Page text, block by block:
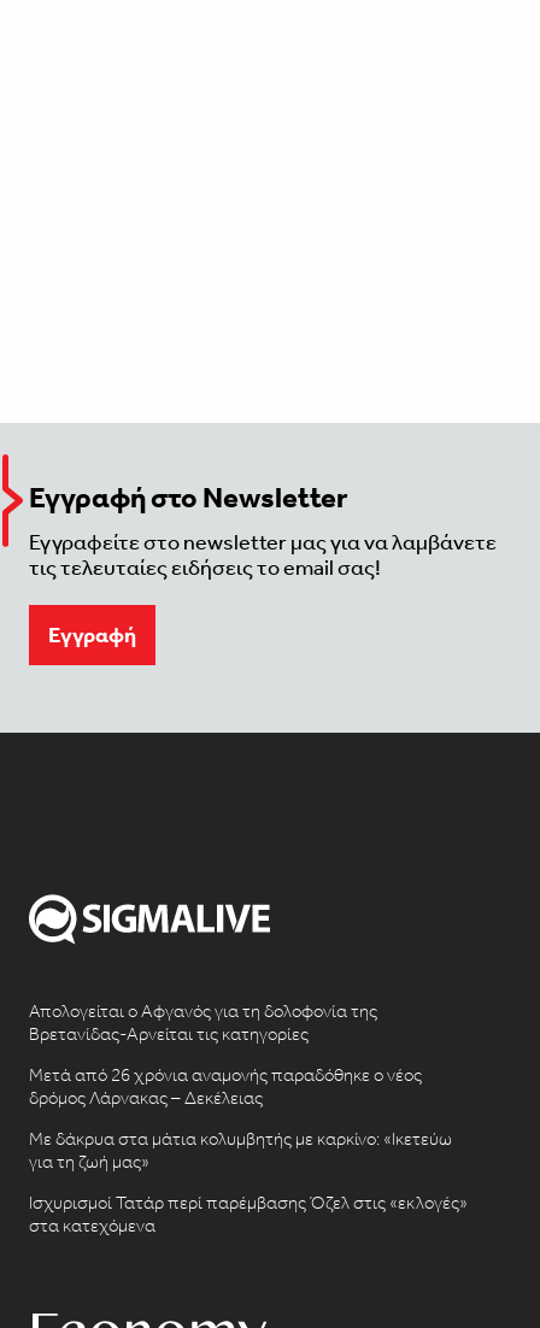
Εγγραφή στο Newsletter
Εγγραφείτε στο newsletter μας για να λαμβάνετε
τις τελευταίες ειδήσεις το email σας!
Eγγραφή
Απολογείται ο Αφγανός για τη δολοφονία της
Βρετανίδας-Αρνείται τις κατηγορίες
Μετά από 26 χρόνια αναμονής παραδόθηκε ο νέος
δρόμος Λάρνακας – Δεκέλειας
Με δάκρυα στα μάτια κολυμβητής με καρκίνο: «Ικετεύω
για τη ζωή μας»
Ισχυρισμοί Τατάρ περί παρέμβασης Όζελ στις «εκλογές»
στα κατεχόμενα